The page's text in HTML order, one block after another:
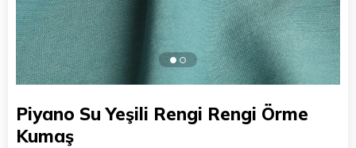
Piyano Su Yeşili Rengi Rengi Örme
Kumaş